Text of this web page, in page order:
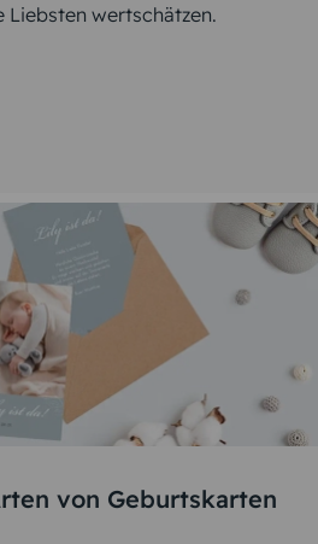
wertschätzen.
von Geburtskarten